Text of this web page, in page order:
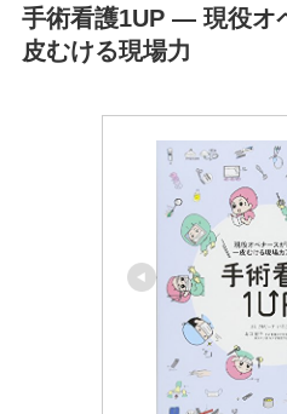
手術看護1UP ― 現役オ
皮むける現場力